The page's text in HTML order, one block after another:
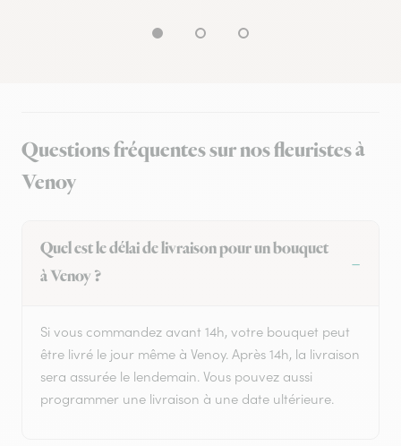
Questions fréquentes sur nos fleuristes à
Venoy
Quel est le délai de livraison pour un bouquet
à Venoy ?
Si vous commandez avant 14h, votre bouquet peut
être livré le jour même à Venoy. Après 14h, la livraison
sera assurée le lendemain. Vous pouvez aussi
programmer une livraison à une date ultérieure.